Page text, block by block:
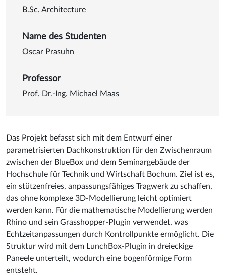
B.Sc. Architecture
Name des Studenten
Oscar Prasuhn
Professor
Prof. Dr.-Ing. Michael Maas
Das Projekt befasst sich mit dem Entwurf einer
parametrisierten Dachkonstruktion für den Zwischenraum
zwischen der BlueBox und dem Seminargebäude der
Hochschule für Technik und Wirtschaft Bochum. Ziel ist es,
ein stützenfreies, anpassungsfähiges Tragwerk zu schaffen,
das ohne komplexe 3D-Modellierung leicht optimiert
werden kann. Für die mathematische Modellierung werden
Rhino und sein Grasshopper-Plugin verwendet, was
Echtzeitanpassungen durch Kontrollpunkte ermöglicht. Die
Struktur wird mit dem LunchBox-Plugin in dreieckige
Paneele unterteilt, wodurch eine bogenförmige Form
entsteht.